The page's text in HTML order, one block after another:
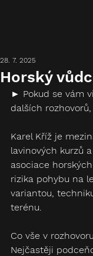
Horský
28. 7. 2025
► Pokud se vám
dalších
Karel Kříž je
lavinových kurzů
asociace
rizika pohybu na
variantou,
terénu.
Co vše v
Nejčastěji